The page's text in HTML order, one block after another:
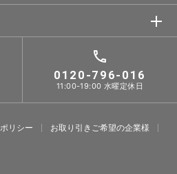
0120-796-016
11:00-19:00 水曜定休日
リシー
お取り引きご希望の企業様